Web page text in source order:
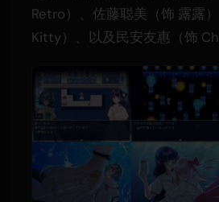
Retro）、佐藤聪美（饰 露露
Kitty）、以及民安友惠（饰